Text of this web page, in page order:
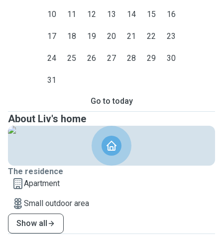
10 11 12 13 14 15 16
17 18 19 20 21 22 23
24 25 26 27 28 29 30
31
Go to today
About Liv's home
The residence
Apartment
Small outdoor area
Show all